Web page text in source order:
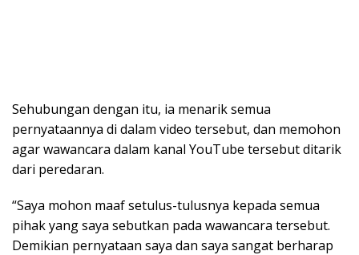
Sehubungan dengan itu, ia menarik semua
pernyataannya di dalam video tersebut, dan memohon
agar wawancara dalam kanal YouTube tersebut ditarik
dari peredaran.
“Saya mohon maaf setulus-tulusnya kepada semua
pihak yang saya sebutkan pada wawancara tersebut.
Demikian pernyataan saya dan saya sangat berharap